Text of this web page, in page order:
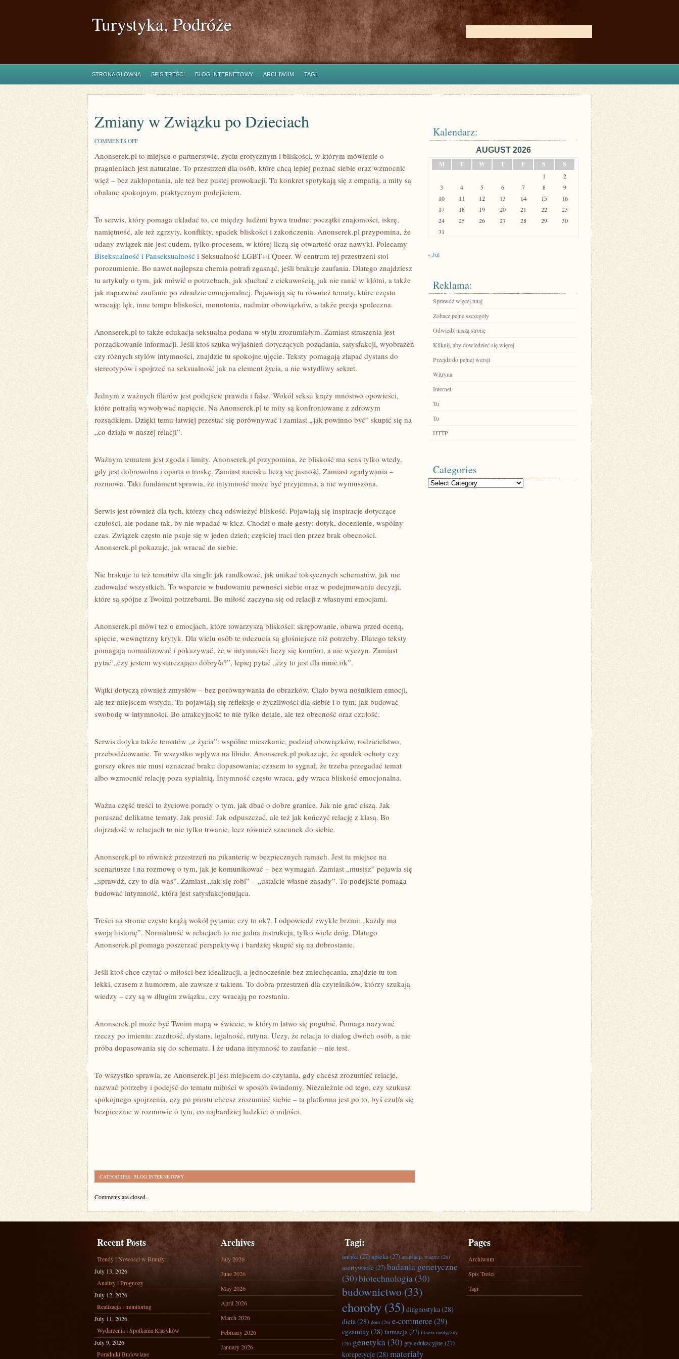
Turystyka, Podróże
STRONA GŁÓWNA SPIS TREŚCI BLOG INTERNETOWY ARCHIWUM TAGI
Zmiany w Związku po Dzieciach
COMMENTS OFFON
W
ZWIĄZKU
PO
DZIECIACH
Anonserek.pl to miejsce o partnerstwie, życiu erotycznym i bliskości, w którym mówienie o
pragnieniach jest naturalne. To przestrzeń dla osób, które chcą lepiej poznać siebie oraz wzmocnić
więź – bez zakłopotania, ale też bez pustej prowokacji. Tu konkret spotykają się z empatią, a mity są
obalane spokojnym, praktycznym podejściem.
To serwis, który pomaga układać to, co między ludźmi bywa trudne: początki znajomości, iskrę,
namiętność, ale też zgrzyty, konflikty, spadek bliskości i zakończenia. Anonserek.pl przypomina, że
udany związek nie jest cudem, tylko procesem, w której liczą się otwartość oraz nawyki. Polecamy
Biseksualność i Panseksualność i Seksualność LGBT+ i Queer. W centrum tej przestrzeni stoi
porozumienie. Bo nawet najlepsza chemia potrafi zgasnąć, jeśli brakuje zaufania. Dlatego znajdziesz
tu artykuły o tym, jak mówić o potrzebach, jak słuchać z ciekawością, jak nie ranić w kłótni, a także
jak naprawiać zaufanie po zdradzie emocjonalnej. Pojawiają się tu również tematy, które często
wracają: lęk, inne tempo bliskości, monotonia, nadmiar obowiązków, a także presja społeczna.
Anonserek.pl to także edukacja seksualna podana w stylu zrozumiałym. Zamiast straszenia jest
porządkowanie informacji. Jeśli ktoś szuka wyjaśnień dotyczących pożądania, satysfakcji, wyobrażeń
czy różnych stylów intymności, znajdzie tu spokojne ujęcie. Teksty pomagają złapać dystans do
stereotypów i spojrzeć na seksualność jak na element życia, a nie wstydliwy sekret.
Jednym z ważnych filarów jest podejście prawda i fałsz. Wokół seksu krąży mnóstwo opowieści,
które potrafią wywoływać napięcie. Na Anonserek.pl te mity są konfrontowane z zdrowym
rozsądkiem. Dzięki temu łatwiej przestać się porównywać i zamiast „jak powinno być” skupić się na
„co działa w naszej relacji”.
Ważnym tematem jest zgoda i limity. Anonserek.pl przypomina, że bliskość ma sens tylko wtedy,
gdy jest dobrowolna i oparta o troskę. Zamiast nacisku liczą się jasność. Zamiast zgadywania –
rozmowa. Taki fundament sprawia, że intymność może być przyjemna, a nie wymuszona.
Serwis jest również dla tych, którzy chcą odświeżyć bliskość. Pojawiają się inspiracje dotyczące
czułości, ale podane tak, by nie wpadać w kicz. Chodzi o małe gesty: dotyk, docenienie, wspólny
czas. Związek często nie psuje się w jeden dzień; częściej traci tlen przez brak obecności.
Anonserek.pl pokazuje, jak wracać do siebie.
Nie brakuje tu też tematów dla singli: jak randkować, jak unikać toksycznych schematów, jak nie
zadowalać wszystkich. To wsparcie w budowaniu pewności siebie oraz w podejmowaniu decyzji,
które są spójne z Twoimi potrzebami. Bo miłość zaczyna się od relacji z własnymi emocjami.
Anonserek.pl mówi też o emocjach, które towarzyszą bliskości: skrępowanie, obawa przed oceną,
spięcie, wewnętrzny krytyk. Dla wielu osób te odczucia są głośniejsze niż potrzeby. Dlatego teksty
pomagają normalizować i pokazywać, że w intymności liczy się komfort, a nie wyczyn. Zamiast
pytać „czy jestem wystarczająco dobry/a?”, lepiej pytać „czy to jest dla mnie ok”.
Wątki dotyczą również zmysłów – bez porównywania do obrazków. Ciało bywa nośnikiem emocji,
ale też miejscem wstydu. Tu pojawiają się refleksje o życzliwości dla siebie i o tym, jak budować
swobodę w intymności. Bo atrakcyjność to nie tylko detale, ale też obecność oraz czułość.
Serwis dotyka także tematów „z życia”: wspólne mieszkanie, podział obowiązków, rodzicielstwo,
przebodźcowanie. To wszystko wpływa na libido. Anonserek.pl pokazuje, że spadek ochoty czy
gorszy okres nie musi oznaczać braku dopasowania; czasem to sygnał, że trzeba przegadać temat
albo wzmocnić relację poza sypialnią. Intymność często wraca, gdy wraca bliskość emocjonalna.
Ważna część treści to życiowe porady o tym, jak dbać o dobre granice. Jak nie grać ciszą. Jak
poruszać delikatne tematy. Jak prosić. Jak odpuszczać, ale też jak kończyć relację z klasą. Bo
dojrzałość w relacjach to nie tylko trwanie, lecz również szacunek do siebie.
Anonserek.pl to również przestrzeń na pikanterię w bezpiecznych ramach. Jest tu miejsce na
scenariusze i na rozmowę o tym, jak je komunikować – bez wymagań. Zamiast „musisz” pojawia się
„sprawdź, czy to dla was”. Zamiast „tak się robi” – „ustalcie własne zasady”. To podejście pomaga
budować intymność, która jest satysfakcjonująca.
Treści na stronie często krążą wokół pytania: czy to ok?. I odpowiedź zwykle brzmi: „każdy ma
swoją historię”. Normalność w relacjach to nie jedna instrukcja, tylko wiele dróg. Dlatego
Anonserek.pl pomaga poszerzać perspektywę i bardziej skupić się na dobrostanie.
Jeśli ktoś chce czytać o miłości bez idealizacji, a jednocześnie bez zniechęcania, znajdzie tu ton
lekki, czasem z humorem, ale zawsze z taktem. To dobra przestrzeń dla czytelników, którzy szukają
wiedzy – czy są w długim związku, czy wracają po rozstaniu.
Anonserek.pl może być Twoim mapą w świecie, w którym łatwo się pogubić. Pomaga nazywać
rzeczy po imieniu: zazdrość, dystans, lojalność, rutyna. Uczy, że relacja to dialog dwóch osób, a nie
próba dopasowania się do schematu. I że udana intymność to zaufanie – nie test.
To wszystko sprawia, że Anonserek.pl jest miejscem do czytania, gdy chcesz zrozumieć relacje,
nazwać potrzeby i podejść do tematu miłości w sposób świadomy. Niezależnie od tego, czy szukasz
spokojnego spojrzenia, czy po prostu chcesz zrozumieć siebie – ta platforma jest po to, byś czuł/a się
bezpiecznie w rozmowie o tym, co najbardziej ludzkie: o miłości.
CATEGORIES: BLOG INTERNETOWY
Comments are closed.
Kalendarz:
AUGUST 2026
M
T W T F S S
1
2
3
4 5 6 7 8
9
10
11 12 13 14 15
16
17
18 19 20 21 22
23
24
25 26 27 28 29
30
31
« Jul
Reklama:
Sprawdź więcej tutaj
Zobacz pełne szczegóły
Odwiedź naszą stronę
Kliknij, aby dowiedzieć się więcej
Przejdź do pełnej wersji
Witryna
Internet
Tu
Tu
HTTP
Categories
Categories
Recent Posts
Trendy i Nowości w Branży
July 13, 2026
Analizy i Prognozy
July 12, 2026
Realizacja i monitoring
July 11, 2026
Wydarzenia i Spotkania Klasyków
July 9, 2026
Poradniki Budowlane
Archives
July 2026
June 2026
May 2026
April 2026
March 2026
February 2026
January 2026
Tagi:
antyki(27)apteka(27) aranżacja wnętrz (26)
asertywność (27)badania genetyczne
(30)biotechnologia(30)
budownictwo (33)
choroby (35) diagnostyka(28)
dieta(28) dom (26) e-commerce(29)
egzaminy(28) farmacja(27) fitness medyczny
(26) genetyka(30) gry edukacyjne (27)
korepetycje(28) materiały
Pages
Archiwum
Spis Treści
Tagi